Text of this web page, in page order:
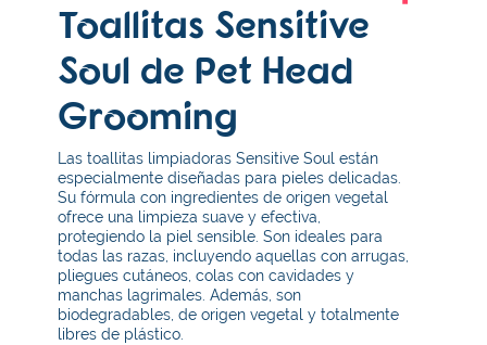
Toallitas Sensitive
Soul de Pet Head
Grooming
Las toallitas limpiadoras Sensitive Soul están
especialmente diseñadas para pieles delicadas.
Su fórmula con ingredientes de origen vegetal
ofrece una limpieza suave y efectiva,
protegiendo la piel sensible. Son ideales para
todas las razas, incluyendo aquellas con arrugas,
pliegues cutáneos, colas con cavidades y
manchas lagrimales. Además, son
biodegradables, de origen vegetal y totalmente
libres de plástico.